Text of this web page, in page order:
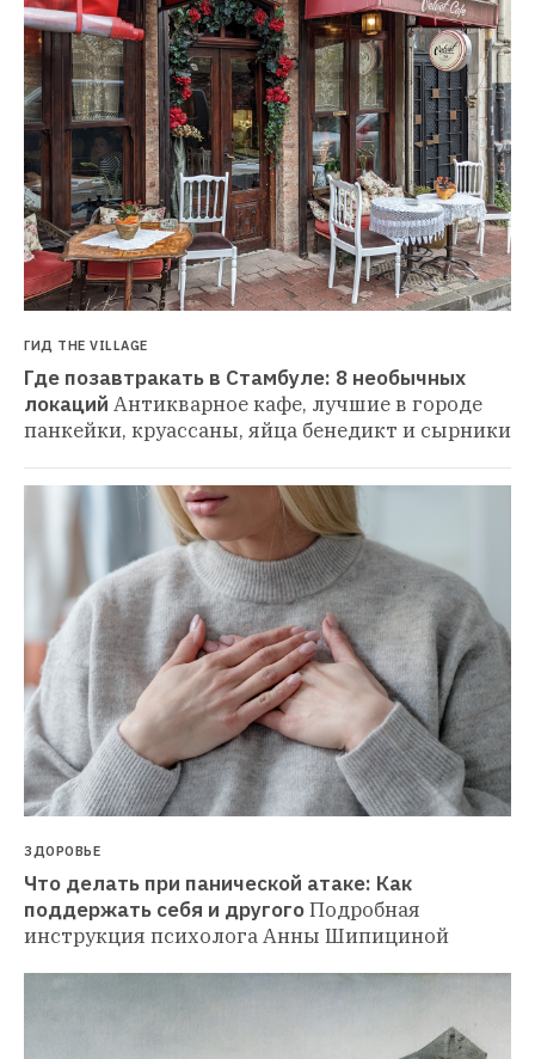
ГИД THE VILLAGE
Где позавтракать в Стамбуле: 8 необычных
локаций Антикварное кафе, лучшие в городе
панкейки, круассаны, яйца бенедикт и сырники
ЗДОРОВЬЕ
Что делать при панической атаке: Как
поддержать себя и другогоПодробная
инструкция психолога Анны Шипициной